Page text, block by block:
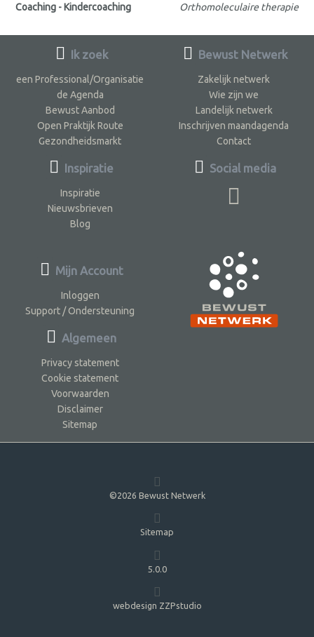
Coaching - Kindercoaching Orthomoleculaire therapie
Ik zoek
een Professional/Organisatie
de Agenda
Bewust Aanbod
Open Praktijk Route
Gezondheidsmarkt
Inspiratie
Inspiratie
Nieuwsbrieven
Blog
Bewust Netwerk
Zakelijk netwerk
Wie zijn we
Landelijk netwerk
Inschrijven maandagenda
Contact
Social media
Mijn Account
Inloggen
Support / Ondersteuning
Algemeen
Privacy statement
Cookie statement
Voorwaarden
Disclaimer
Sitemap
©2026 Bewust Netwerk
Sitemap
5.0.0
webdesign ZZPstudio